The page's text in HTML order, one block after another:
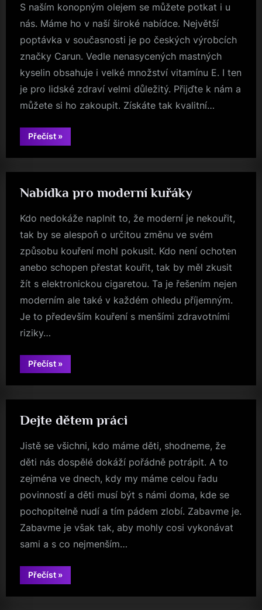
S naším konopným olejem se můžete potkat i u
nás. Máme ho v naší široké nabídce. Největší
poptávka v současnosti je po českých výrobcích
značky Carun. Vedle nenasycených mastných
kyselin obsahuje i velké množství vitamínu E. I ten
je pro lidské zdraví velmi důležitý. Přijďte k nám a
můžete si ho zakoupit. Získáte tak kvalitní…
Přečíst“Má
příznivý
na
»
Nabídka pro moderní kuřáky
Kdo nedokáže naplnit to, že moderní je nekouřit,
tak by se alespoň o určitou změnu ve svém
způsobu kouření mohl pokusit. Kdo není ochoten
anebo schopen přestat kouřit, tak by měl zkusit
žít s elektronickou cigaretou. Ta je řešením nejen
moderním ale také v každém ohledu příjemným.
Je to především kouření s menšími zdravotními
riziky…
Přečíst“Nabídka
pro
kuřáky”
»
Dejte dětem práci
Jistě se všichni, kdo máme děti, shodneme, že
děti nás dospělé dokáží pořádně potrápit. A to
zejména ve dnech, kdy my máme celou řadu
povinností a děti musí být s námi doma, kde se
pochopitelně nudí a tím pádem zlobí. Zabavme je.
Zabavme je však tak, aby mohly cosi vykonávat
sami a s co nejmenším…
Přečíst“Dejte
dětem
»